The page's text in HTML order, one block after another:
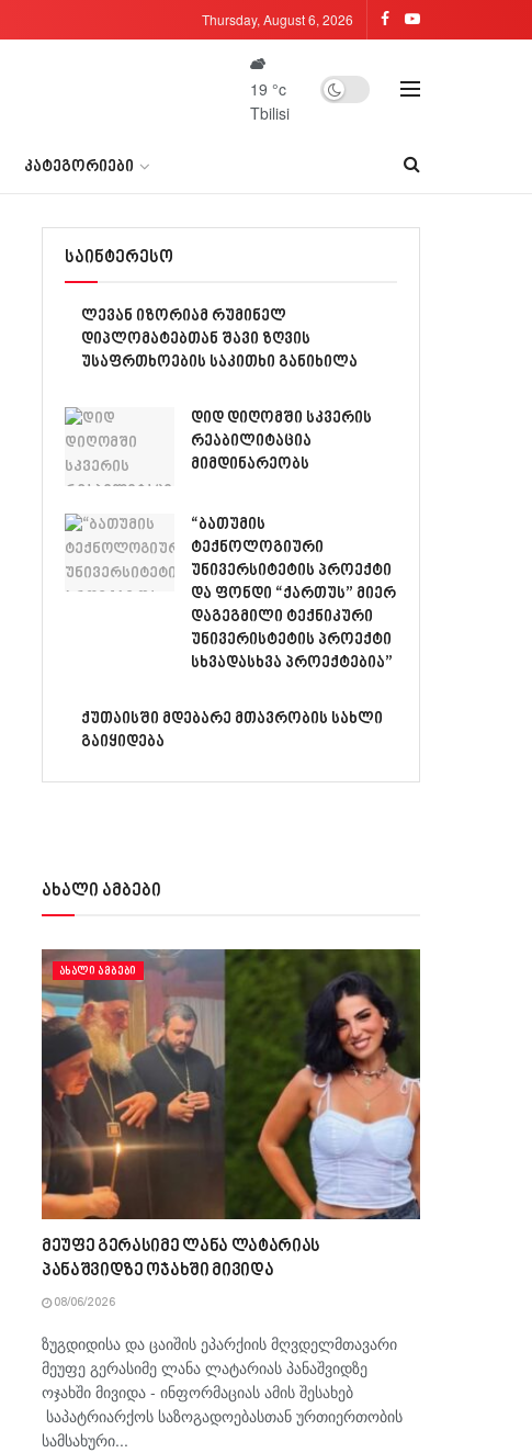
Thursday, August 6, 2026
19 °c
Tbilisi
ᲙᲐᲢᲔᲒᲝᲠᲘᲔᲑᲘ
საინტერესო
ლევან იზორიამ რუმინელ
დიპლომატებთან შავი ზღვის
უსაფრთხოების საკითხი განიხილა
დიდ დიღომში სკვერის
რეაბილიტაცია
მიმდინარეობს
“ბათუმის
ტექნოლოგიური
უნივერსიტეტის პროექტი
და ფონდი “ქართუს” მიერ
დაგეგმილი ტექნიკური
უნივერისტეტის პროექტი
სხვადასხვა პროექტებია”
ქუთაისში მდებარე მთავრობის სახლი
გაიყიდება
ახალი ამბები
ᲐᲮᲐᲚᲘ ᲐᲛᲑᲔᲑᲘ
მეუფე გერასიმე ლანა ლატარიას
პანაშვიდზე ოჯახში მივიდა
08/06/2026
ზუგდიდისა და ცაიშის ეპარქიის მღვდელმთავარი
მეუფე გერასიმე ლანა ლატარიას პანაშვიდზე
ოჯახში მივიდა - ინფორმაციას ამის შესახებ
საპატრიარქოს საზოგადოებასთან ურთიერთობის
სამსახური...